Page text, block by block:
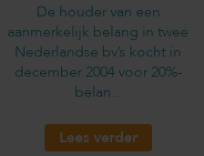
De houder van een
aanmerkelijk belang in twee
Nederlandse bv’s kocht in
december 2004 voor 20%-
belan...
Lees verder